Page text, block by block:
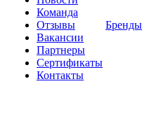
Команда
Отзывы
Вакансии
Партнеры
Сертификаты
Контакты
Бренды